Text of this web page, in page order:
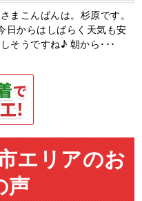
まこんばんは。杉原です。
日からはしばらく天気も安
そうですね♪ 朝から･･･
エリアのお
声